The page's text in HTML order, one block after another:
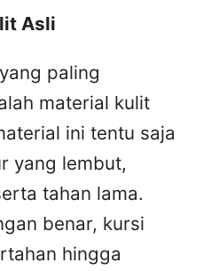
Asli
paling
material kulit
ini tentu saja
yang lembut,
tahan lama.
benar, kursi
hingga